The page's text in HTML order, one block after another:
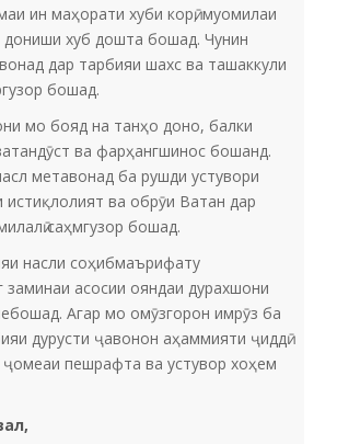
ин маҳорати хуби корӣ, муомилаи
дониши хуб дошта бошад. Чунин
дар тарбияи шахс ва ташаккули
бошад.
мо бояд на танҳо доно, балки
ва фарҳангшинос бошанд.
метавонад ба рушди устувори
истиқлолият ва обрӯи Ватан дар
саҳмгузор бошад.
насли соҳибмаърифату
заминаи асосии ояндаи дурахшони
Агар мо омӯзгорон имрӯз ба
дурусти ҷавонон аҳаммияти ҷиддӣ
пешрафта ва устувор хоҳем